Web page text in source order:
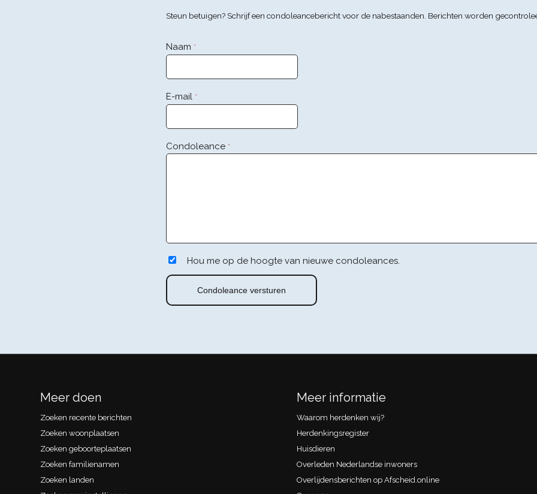
Steun betuigen? Schrijf een condoleancebericht voor de nabestaanden. Berichten worden
Naam *
E-mail *
Condoleance *
Hou me op de hoogte van nieuwe condoleances.
Meer doen
Zoeken recente berichten
Zoeken woonplaatsen
Zoeken geboorteplaatsen
Zoeken familienamen
Zoeken landen
Meer informatie
Waarom herdenken wij?
Herdenkingsregister
Huisdieren
Overleden Nederlandse inwoners
Overlijdensberichten op Afscheid.online